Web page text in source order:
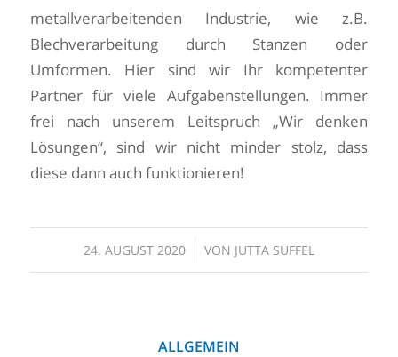
metallverarbeitenden Industrie, wie z.B.
Blechverarbeitung durch Stanzen oder
Umformen. Hier sind wir Ihr kompetenter
Partner für viele Aufgabenstellungen. Immer
frei nach unserem Leitspruch „Wir denken
Lösungen“, sind wir nicht minder stolz, dass
diese dann auch funktionieren!
24. AUGUST 2020
/ VON JUTTA SUFFEL
ALLGEMEIN